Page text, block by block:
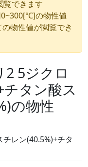
覧できます
0~300[℃]の物性値
物性値が閲覧でき
5ジクロ
チタン酸ス
の物性
レン(40.5%)+チタ